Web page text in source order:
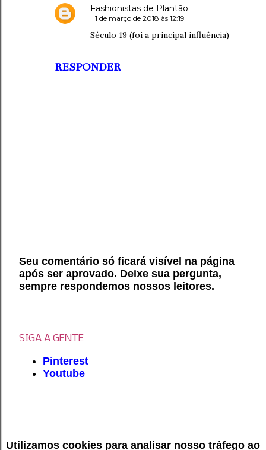
RESPONDER
Fashionistas de Plantão
1 de março de 2018 às 12:19
Século 19 (foi a principal influência)
P
o
r
Seu comentário só ficará visível na página
após ser aprovado. Deixe sua pergunta,
sempre respondemos nossos leitores.
SIGA A GENTE
Pinterest
Youtube
Utilizamos cookies para analisar nosso tráfego ao